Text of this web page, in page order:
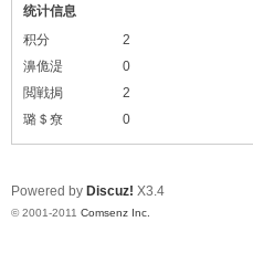
统计信息
积分
2
濞佹湜
0
閲戦挶
2
璐＄尞
0
Powered by Discuz! X3.4
© 2001-2011 Comsenz Inc.